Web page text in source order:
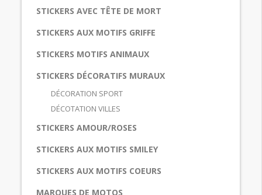
STICKERS AVEC TÊTE DE MORT
STICKERS AUX MOTIFS GRIFFE
STICKERS MOTIFS ANIMAUX
STICKERS DÉCORATIFS MURAUX
DÉCORATION SPORT
DÉCOTATION VILLES
STICKERS AMOUR/ROSES
STICKERS AUX MOTIFS SMILEY
STICKERS AUX MOTIFS COEURS
MARQUES DE MOTOS